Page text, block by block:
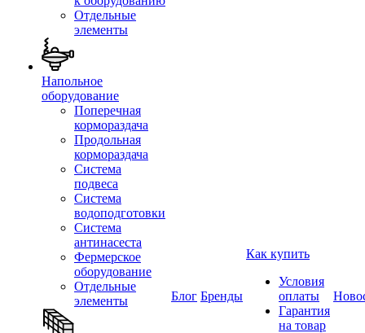
Отдельные
элементы
Напольное
оборудование
Поперечная
кормораздача
Продольная
кормораздача
Система
подвеса
Система
водоподготовки
Система
антинасеста
Фермерское
оборудование
Отдельные
элементы
Блог Бренды
Как купить
Условия
оплаты
Гарантия
на товар